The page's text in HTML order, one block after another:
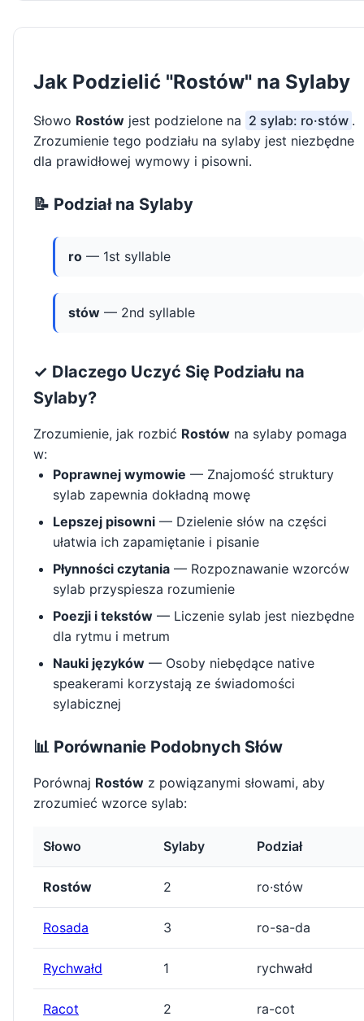
Jak Podzielić "Rostów" na Sylaby
Słowo Rostów jest podzielone na 2 sylab: ro·stów .
Zrozumienie tego podziału na sylaby jest niezbędne
dla prawidłowej wymowy i pisowni.
📝 Podział na Sylaby
ro — 1st syllable
stów — 2nd syllable
✓ Dlaczego Uczyć Się Podziału na
Sylaby?
Zrozumienie, jak rozbić Rostów na sylaby pomaga
w:
Poprawnej wymowie — Znajomość struktury
sylab zapewnia dokładną mowę
Lepszej pisowni — Dzielenie słów na części
ułatwia ich zapamiętanie i pisanie
Płynności czytania — Rozpoznawanie wzorców
sylab przyspiesza rozumienie
Poezji i tekstów — Liczenie sylab jest niezbędne
dla rytmu i metrum
Nauki języków — Osoby niebędące native
speakerami korzystają ze świadomości
sylabicznej
📊 Porównanie Podobnych Słów
Porównaj Rostów z powiązanymi słowami, aby
zrozumieć wzorce sylab:
Słowo Sylaby Podział
Rostów 2 ro·stów
Rosada 3 ro-sa-da
Rychwałd 1 rychwałd
Racot 2 ra-cot